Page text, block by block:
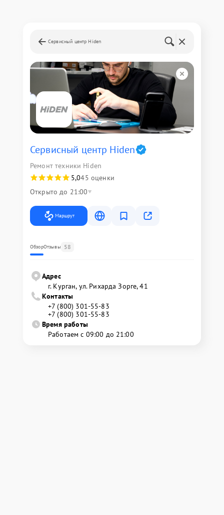
Сервисный центр Hiden
Сервисный центр Hiden
Ремонт техники Hiden
5,045 оценки
Открыто до 21:00
Маршрут
ОбзорОтзывы 58
Адрес
г. Курган, ул. Рихарда Зорге, 41
Контакты
+7 (800) 301-55-83
+7 (800) 301-55-83
Время работы
Работаем с 09:00 до 21:00